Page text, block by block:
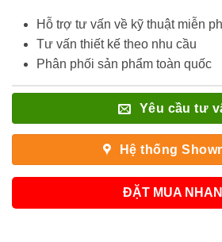
Hỗ trợ tư vấn về kỹ thuật miễn
Tư vấn thiết kế theo nhu cầu
Phân phối sản phẩm toàn quốc
Yêu cầu tư
Hệ thống
ĐẶT MUA